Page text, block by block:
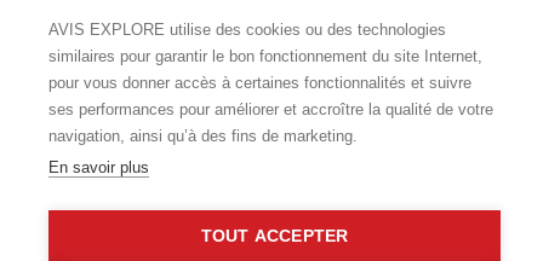
AVIS EXPLORE utilise des cookies ou des technologies
similaires pour garantir le bon fonctionnement du site Internet,
pour vous donner accès à certaines fonctionnalités et suivre
ses performances pour améliorer et accroître la qualité de votre
navigation, ainsi qu’à des fins de marketing.
En savoir plus
TOUT ACCEPTER